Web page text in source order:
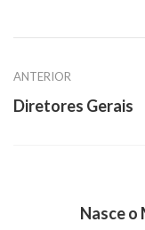
ANTERIOR
Diretores Gerais
Nasce